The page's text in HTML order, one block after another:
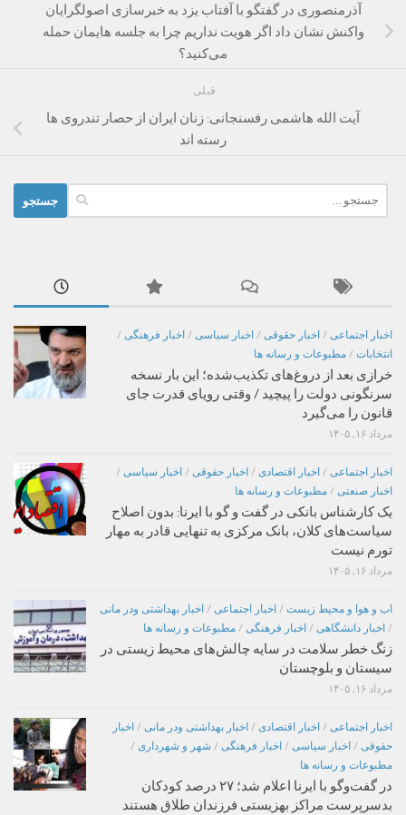
آذرمنصوری در گفتگو با آفتاب یزد به خبرسازی اصولگرایان
واکنش نشان داد اگر هویت نداریم چرا به جلسه هایمان حمله
می‌کنید؟
قبلی
آیت الله هاشمی رفسنجانی: زنان ایران از حصار تندروی ها
رسته اند
برای:
اخبار اجتماعی / اخبار حقوقی / اخبار سیاسی / اخبار فرهنگی /
انتخابات / مطبوعات و رسانه ها
خرازی بعد از دروغ‌های تکذیب‌شده؛ این بار نسخه
سرنگونی دولت را پیچید / وقتی رویای قدرت جای
قانون را می‌گیرد
مرداد ۱۶, ۱۴۰۵
اخبار اجتماعی / اخبار اقتصادی / اخبار حقوقی / اخبار سیاسی /
اخبار صنعتی / مطبوعات و رسانه ها
یک کارشناس بانکی در گفت و گو با ایرنا: بدون اصلاح
سیاست‌های کلان، بانک مرکزی به تنهایی قادر به مهار
تورم نیست
مرداد ۱۶, ۱۴۰۵
اب و هوا و محیط زیست / اخبار اجتماعی / اخبار بهداشتی ودر مانی
/ اخبار دانشگاهی / اخبار فرهنگی / مطبوعات و رسانه ها
زنگ خطر سلامت در سایه چالش‌های محیط زیستی در
سیستان و بلوچستان
مرداد ۱۶, ۱۴۰۵
اخبار اجتماعی / اخبار اقتصادی / اخبار بهداشتی ودر مانی / اخبار
حقوقی / اخبار سیاسی / اخبار فرهنگی / شهر و شهرداری /
مطبوعات و رسانه ها
در گفت‌وگو با ایرنا اعلام شد؛ ۲۷ درصد کودکان
بدسرپرست مراکز بهزیستی فرزندان طلاق هستند